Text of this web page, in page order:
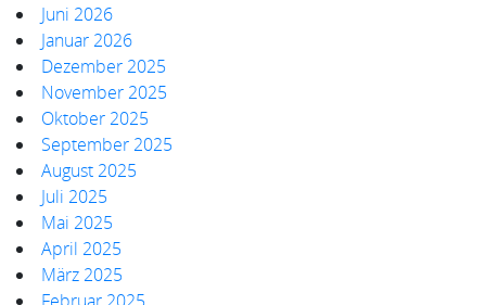
Juni 2026
Januar 2026
Dezember 2025
November 2025
Oktober 2025
September 2025
August 2025
Juli 2025
Mai 2025
April 2025
März 2025